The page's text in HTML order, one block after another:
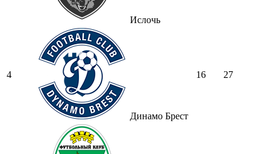
Ислочь
4
Динамо Брест
16 27